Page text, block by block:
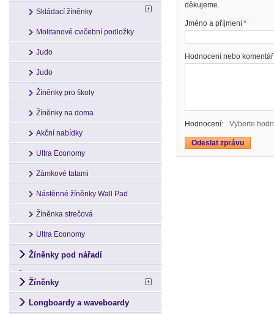
děkujeme.
Jméno a příjmení*
Hodnocení nebo komentář
Hodnocení: Vyberte
Skládací žíněnky
Molitanové cvičební podložky
Judo
Judo
Žíněnky pro školy
Žíněnky na doma
Akční nabídky
Ultra Economy
Zámkové tatami
Nástěnné žíněnky Wall Pad
Žíněnka strečová
Ultra Economy
Žíněnky pod nářadí
Žíněnky
Longboardy a waveboardy